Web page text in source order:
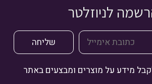
לניוזלטר
מידע על מוצרים ומבצעים באתר